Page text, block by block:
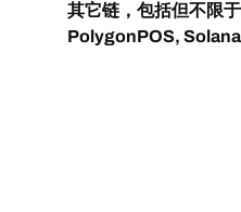
其它链，包括但不限
PolygonPOS,